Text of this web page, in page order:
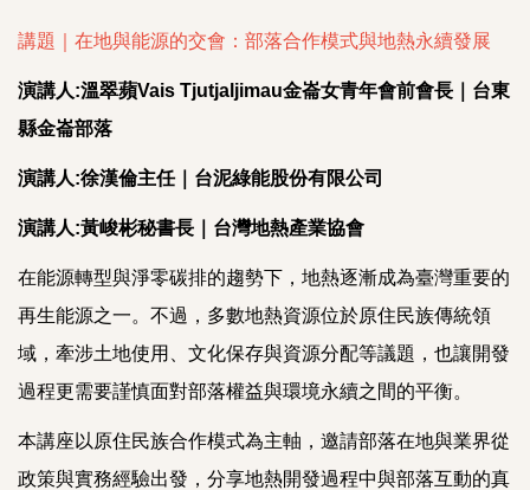
講題｜在地與能源的交會：部落合作模式與地熱永續發展
演講人:溫翠蘋Vais Tjutjaljimau金崙女青年會前會長｜台東
縣金崙部落
演講人:徐漢倫主任｜台泥綠能股份有限公司
演講人:黃峻彬秘書長｜台灣地熱產業協會
在能源轉型與淨零碳排的趨勢下，地熱逐漸成為臺灣重要的
再生能源之一。不過，多數地熱資源位於原住民族傳統領
域，牽涉土地使用、文化保存與資源分配等議題，也讓開發
過程更需要謹慎面對部落權益與環境永續之間的平衡。
本講座以原住民族合作模式為主軸，邀請部落在地與業界從
政策與實務經驗出發，分享地熱開發過程中與部落互動的真